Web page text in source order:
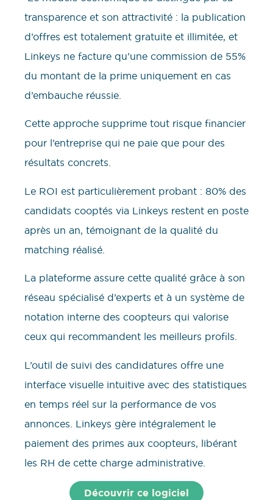
transparence et son attractivité : la publication
d’offres est totalement gratuite et illimitée, et
Linkeys ne facture qu’une commission de 55%
du montant de la prime uniquement en cas
d’embauche réussie.
Cette approche supprime tout risque financier
pour l’entreprise qui ne paie que pour des
résultats concrets.
Le ROI est particulièrement probant : 80% des
candidats cooptés via Linkeys restent en poste
après un an, témoignant de la qualité du
matching réalisé.
La plateforme assure cette qualité grâce à son
réseau spécialisé d’experts et à un système de
notation interne des coopteurs qui valorise
ceux qui recommandent les meilleurs profils.
L’outil de suivi des candidatures offre une
interface visuelle intuitive avec des statistiques
en temps réel sur la performance de vos
annonces. Linkeys gère intégralement le
paiement des primes aux coopteurs, libérant
les RH de cette charge administrative.
Découvrir ce logiciel